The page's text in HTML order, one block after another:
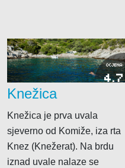
OCJENA
4.7
Knežica
Knežica je prva uvala
sjeverno od Komiže, iza rta
Knez (Knežerat). Na brdu
iznad uvale nalaze se